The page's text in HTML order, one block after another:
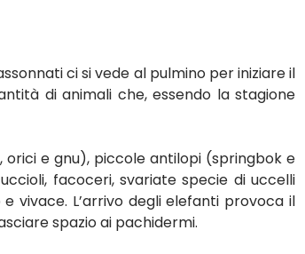
ci si vede al pulmino per iniziare il
di animali che, essendo la stagione
orici e gnu), piccole antilopi (springbok e
facoceri, svariate specie di uccelli
vivace. L’arrivo degli elefanti provoca il
spazio ai pachidermi.